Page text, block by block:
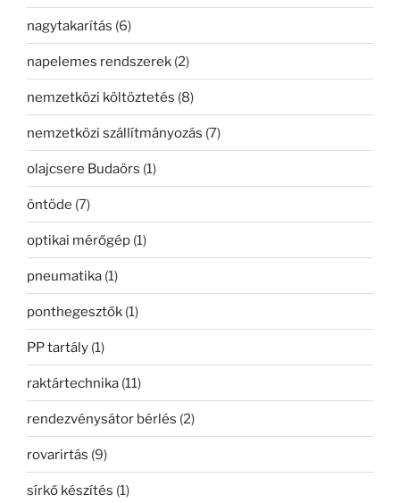
nagytakarítás (6)
napelemes rendszerek (2)
nemzetközi költöztetés (8)
nemzetközi szállítmányozás (7)
olajcsere Budaörs (1)
öntöde (7)
optikai mérőgép (1)
pneumatika (1)
ponthegesztők (1)
PP tartály (1)
raktártechnika (11)
rendezvénysátor bérlés (2)
rovarirtás (9)
sírkő készítés (1)